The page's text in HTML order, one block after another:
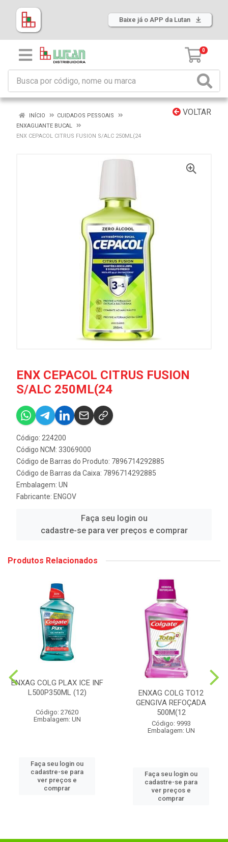
Baixe já o APP da Lutan
0
VOLTAR
INÍCIO
CUIDADOS PESSOAIS
ENXAGUANTE BUCAL
ENX CEPACOL CITRUS FUSION S/ALC 250ML(24
ENX CEPACOL CITRUS FUSION
S/ALC 250ML(24
Código: 224200
Código NCM: 33069000
Código de Barras do Produto: 7896714292885
Código de Barras da Caixa: 7896714292885
Embalagem: UN
Fabricante: ENGOV
Faça seu login ou
cadastre-se para ver preços e comprar
Produtos Relacionados
ENXAG COLG PLAX ICE INF
L500P350ML (12)
Código: 27620
Embalagem: UN
Faça seu login ou
cadastre-se para
ver preços e
comprar
ENXAG COLG TO12
GENGIVA REFOÇADA
500M(12
Código: 9993
Embalagem: UN
Faça seu login ou
cadastre-se para
ver preços e
comprar